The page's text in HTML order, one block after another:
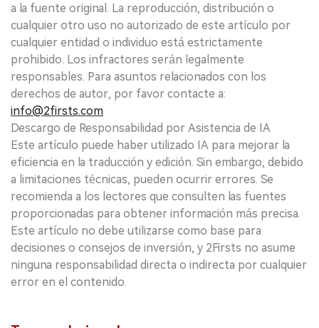
a la fuente original. La reproducción, distribución o
cualquier otro uso no autorizado de este artículo por
cualquier entidad o individuo está estrictamente
prohibido. Los infractores serán legalmente
responsables. Para asuntos relacionados con los
derechos de autor, por favor contacte a:
info@2firsts.com
Descargo de Responsabilidad por Asistencia de IA
Este artículo puede haber utilizado IA para mejorar la
eficiencia en la traducción y edición. Sin embargo, debido
a limitaciones técnicas, pueden ocurrir errores. Se
recomienda a los lectores que consulten las fuentes
proporcionadas para obtener información más precisa.
Este artículo no debe utilizarse como base para
decisiones o consejos de inversión, y 2Firsts no asume
ninguna responsabilidad directa o indirecta por cualquier
error en el contenido.